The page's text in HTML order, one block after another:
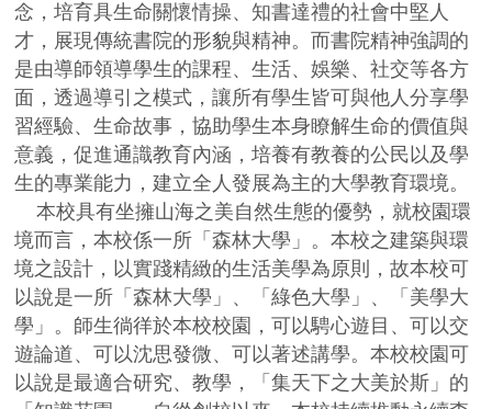
念，培育具生命關懷情操、知書達禮的社會中堅人
才，展現傳統書院的形貌與精神。而書院精神強調的
是由導師領導學生的課程、生活、娛樂、社交等各方
面，透過導引之模式，讓所有學生皆可與他人分享學
習經驗、生命故事，協助學生本身瞭解生命的價值與
意義，促進通識教育內涵，培養有教養的公民以及學
生的專業能力，建立全人發展為主的大學教育環境。
本校具有坐擁山海之美自然生態的優勢，就校園環
境而言，本校係一所「森林大學」。本校之建築與環
境之設計，以實踐精緻的生活美學為原則，故本校可
以說是一所「森林大學」、「綠色大學」、「美學大
學」。師生徜徉於本校校園，可以騁心遊目、可以交
遊論道、可以沈思發微、可以著述講學。本校校園可
以說是最適合研究、教學，「集天下之大美於斯」的